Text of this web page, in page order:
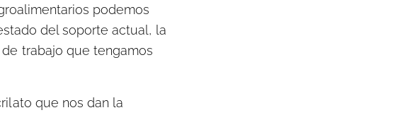
podemos
del soporte actual, la
trabajo que tengamos
que nos dan la